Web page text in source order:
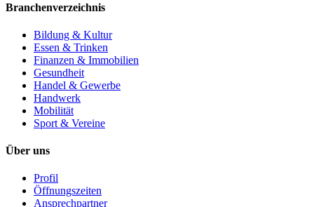
Branchenverzeichnis
Bildung & Kultur
Essen & Trinken
Finanzen & Immobilien
Gesundheit
Handel & Gewerbe
Handwerk
Mobilität
Sport & Vereine
Über uns
Profil
Öffnungszeiten
Ansprechpartner